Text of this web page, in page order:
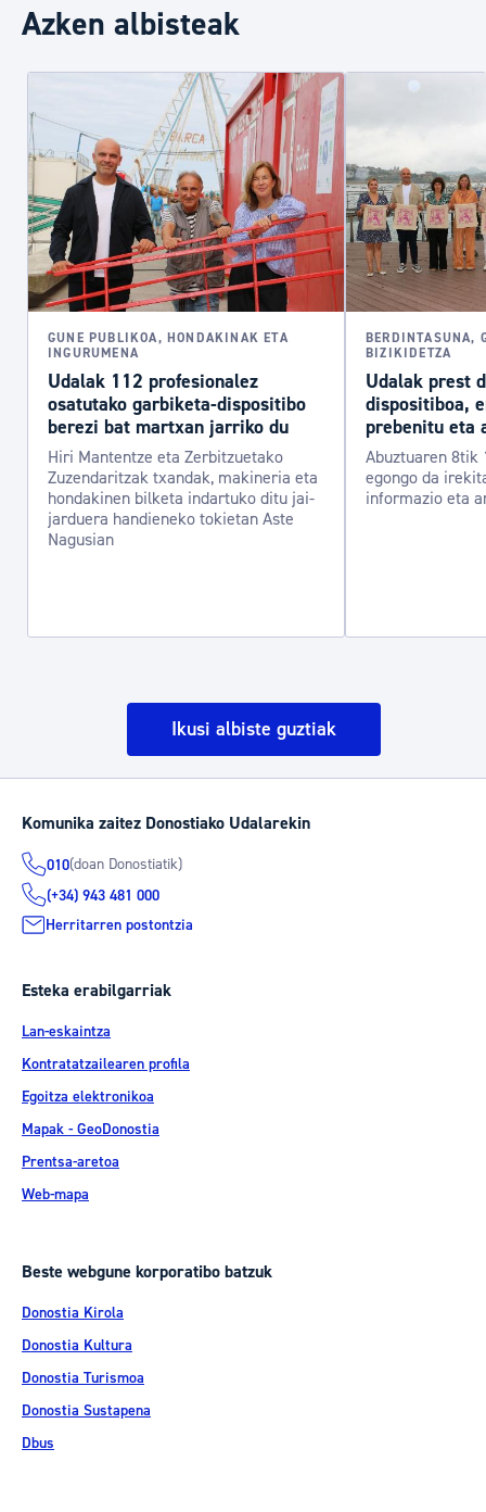
Azken albisteak
GUNE PUBLIKOA, HONDAKINAK ETA
INGURUMENA
Udalak 112 profesionalez
osatutako garbiketa-dispositibo
berezi bat martxan jarriko du
Hiri Mantentze eta Zerbitzuetako
Zuzendaritzak txandak, makineria eta
hondakinen bilketa indartuko ditu jai-
jarduera handieneko tokietan Aste
Nagusian
BERDINTASUNA,
BIZIKIDETZA
Udalak prest
dispositiboa,
prebenitu eta
Abuztuaren 8tik
egongo da
informazio eta
Ikusi albiste guztiak
Komunika zaitez Donostiako Udalarekin
010(doan Donostiatik)
(+34) 943 481 000
Herritarren postontzia
Esteka erabilgarriak
Lan-eskaintza
Kontratatzailearen profila
Egoitza elektronikoa
Mapak - GeoDonostia
Prentsa-aretoa
Web-mapa
Beste webgune korporatibo batzuk
Donostia Kirola
Donostia Kultura
Donostia Turismoa
Donostia Sustapena
Dbus